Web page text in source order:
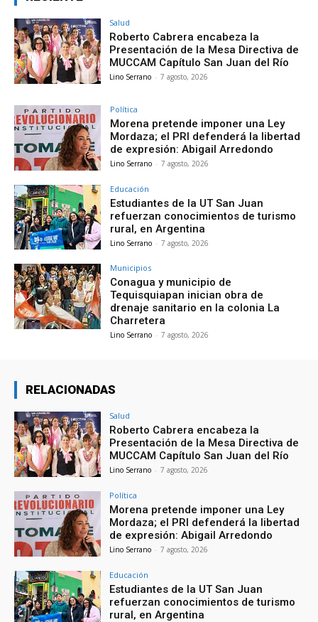
Salud
Roberto Cabrera encabeza la
Presentación de la Mesa Directiva de
MUCCAM Capítulo San Juan del Río
Lino Serrano - 7 agosto, 2026
Política
Morena pretende imponer una Ley
Mordaza; el PRI defenderá la libertad
de expresión: Abigail Arredondo
Lino Serrano - 7 agosto, 2026
Educación
Estudiantes de la UT San Juan
refuerzan conocimientos de turismo
rural, en Argentina
Lino Serrano - 7 agosto, 2026
Municipios
Conagua y municipio de
Tequisquiapan inician obra de
drenaje sanitario en la colonia La
Charretera
Lino Serrano - 7 agosto, 2026
RELACIONADAS
Salud
Roberto Cabrera encabeza la
Presentación de la Mesa Directiva de
MUCCAM Capítulo San Juan del Río
Lino Serrano - 7 agosto, 2026
Política
Morena pretende imponer una Ley
Mordaza; el PRI defenderá la libertad
de expresión: Abigail Arredondo
Lino Serrano - 7 agosto, 2026
Educación
Estudiantes de la UT San Juan
refuerzan conocimientos de turismo
rural, en Argentina